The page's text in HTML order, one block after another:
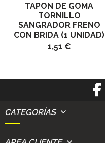
TAPON DE GOMA
TORNILLO
SANGRADOR FRENO
CON BRIDA (1 UNIDAD)
1,51 €
CATEGORÍAS